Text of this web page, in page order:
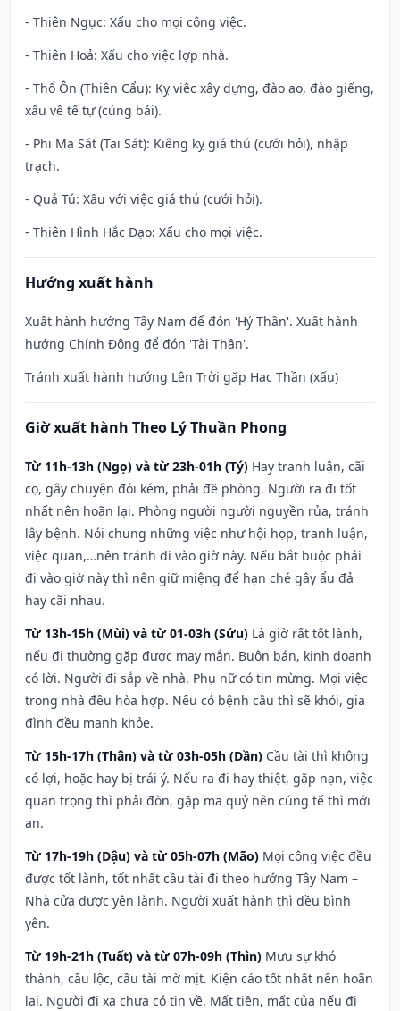
- Thiên Ngục: Xấu cho mọi công việc.
- Thiên Hoả: Xấu cho việc lợp nhà.
- Thổ Ôn (Thiên Cẩu): Kỵ việc xây dựng, đào ao, đào giếng,
xấu về tế tự (cúng bái).
- Phi Ma Sát (Tai Sát): Kiêng kỵ giá thú (cưới hỏi), nhập
trạch.
- Quả Tú: Xấu với việc giá thú (cưới hỏi).
- Thiên Hình Hắc Đạo: Xấu cho mọi việc.
Hướng xuất hành
Xuất hành hướng Tây Nam để đón 'Hỷ Thần'. Xuất hành
hướng Chính Đông để đón 'Tài Thần'.
Tránh xuất hành hướng Lên Trời gặp Hạc Thần (xấu)
Giờ xuất hành Theo Lý Thuần Phong
Từ 11h-13h (Ngọ) và từ 23h-01h (Tý) Hay tranh luận, cãi
cọ, gây chuyện đói kém, phải đề phòng. Người ra đi tốt
nhất nên hoãn lại. Phòng người người nguyền rủa, tránh
lây bệnh. Nói chung những việc như hội họp, tranh luận,
việc quan,…nên tránh đi vào giờ này. Nếu bắt buộc phải
đi vào giờ này thì nên giữ miệng để hạn ché gây ẩu đả
hay cãi nhau.
Từ 13h-15h (Mùi) và từ 01-03h (Sửu) Là giờ rất tốt lành,
nếu đi thường gặp được may mắn. Buôn bán, kinh doanh
có lời. Người đi sắp về nhà. Phụ nữ có tin mừng. Mọi việc
trong nhà đều hòa hợp. Nếu có bệnh cầu thì sẽ khỏi, gia
đình đều mạnh khỏe.
Từ 15h-17h (Thân) và từ 03h-05h (Dần) Cầu tài thì không
có lợi, hoặc hay bị trái ý. Nếu ra đi hay thiệt, gặp nạn, việc
quan trọng thì phải đòn, gặp ma quỷ nên cúng tế thì mới
an.
Từ 17h-19h (Dậu) và từ 05h-07h (Mão) Mọi công việc đều
được tốt lành, tốt nhất cầu tài đi theo hướng Tây Nam –
Nhà cửa được yên lành. Người xuất hành thì đều bình
yên.
Từ 19h-21h (Tuất) và từ 07h-09h (Thìn) Mưu sự khó
thành, cầu lộc, cầu tài mờ mịt. Kiện cáo tốt nhất nên hoãn
lại. Người đi xa chưa có tin về. Mất tiền, mất của nếu đi